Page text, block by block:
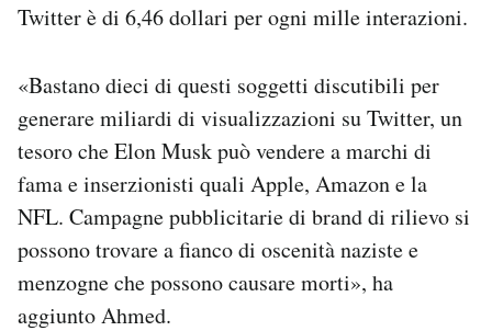
Twitter è di 6,46 dollari per ogni mille interazioni.
«Bastano dieci di questi soggetti discutibili per
generare miliardi di visualizzazioni su Twitter, un
tesoro che Elon Musk può vendere a marchi di
fama e inserzionisti quali Apple, Amazon e la
NFL. Campagne pubblicitarie di brand di rilievo si
possono trovare a fianco di oscenità naziste e
menzogne che possono causare morti», ha
aggiunto Ahmed.